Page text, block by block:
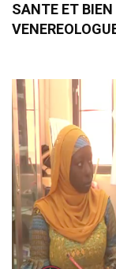
SANTE ET